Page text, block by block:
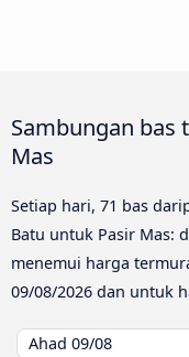
Sambungan bas
Mas
Setiap hari, 71 bas
Batu untuk Pasir Mas:
menemui harga
09/08/2026 dan untuk
Ahad 09/08